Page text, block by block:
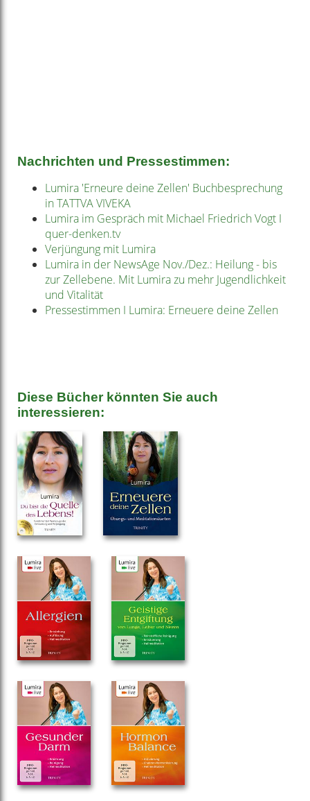
Nachrichten und Pressestimmen:
Lumira 'Erneure deine Zellen' Buchbesprechung
in TATTVA VIVEKA
Lumira im Gespräch mit Michael Friedrich Vogt I
quer-denken.tv
Verjüngung mit Lumira
Lumira in der NewsAge Nov./Dez.: Heilung - bis
zur Zellebene. Mit Lumira zu mehr Jugendlichkeit
und Vitalität
Pressestimmen I Lumira: Erneuere deine Zellen
Diese Bücher könnten Sie auch
interessieren: